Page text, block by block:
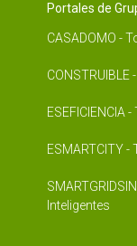
Portales de
CASADOMO -
ESEFICIENCIA
ESMARTCITY
Inteligentes